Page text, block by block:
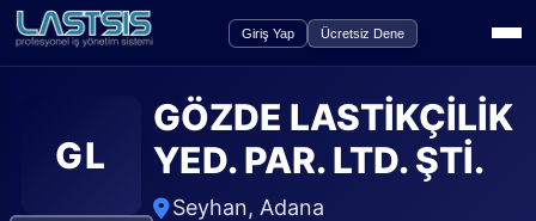
Giriş Yap Ücretsiz Dene
GL
GÖZDE LASTİKÇİLİK
YED. PAR. LTD. ŞTİ.
Seyhan, Adana